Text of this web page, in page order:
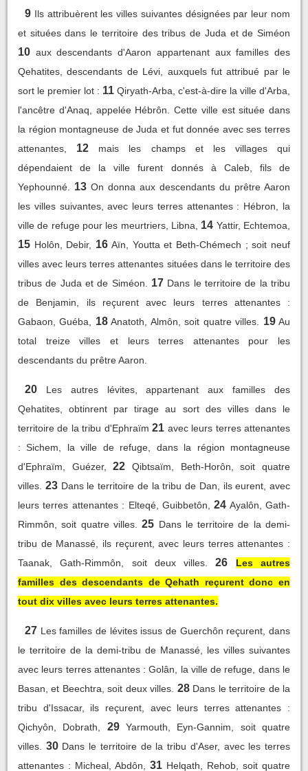
9 Ils attribuèrent les villes suivantes désignées par leur nom
et situées dans le territoire des tribus de Juda et de Siméon
10 aux descendants d'Aaron appartenant aux familles des
Qehatites, descendants de Lévi, auxquels fut attribué par le
sort le premier lot : 11 Qiryath-Arba, c'est-à-dire la ville d'Arba,
l'ancêtre d'Anaq, appelée Hébrôn. Cette ville est située dans
la région montagneuse de Juda et fut donnée avec ses terres
attenantes,
12
mais les champs et les villages qui
dépendaient de la ville furent donnés à Caleb, fils de
Yephounné.
13 On donna aux descendants du prêtre Aaron
les villes suivantes, avec leurs terres attenantes : Hébron, la
ville de refuge pour les meurtriers, Libna,
14 Yattir, Echtemoa,
15 Holôn, Debir, 16 Aïn, Youtta et Beth-Chémech ; soit neuf
villes avec leurs terres attenantes situées dans le territoire des
tribus de Juda et de Siméon.
17 Dans le territoire de la tribu
de Benjamin, ils reçurent avec leurs terres attenantes :
Gabaon, Guéba,
18 Anatoth, Almôn, soit quatre villes. 19 Au
total treize villes et leurs terres attenantes pour les
descendants du prêtre Aaron.
20
Les autres lévites, appartenant aux familles des
Qehatites, obtinrent par tirage au sort des villes dans le
territoire de la tribu d'Ephraïm 21 avec leurs terres attenantes
: Sichem, la ville de refuge, dans la région montagneuse
d'Ephraïm, Guézer,
22
Qibtsaïm, Beth-Horôn, soit quatre
villes. 23 Dans le territoire de la tribu de Dan, ils eurent, avec
leurs terres attenantes : Elteqé, Guibbetôn,
24 Ayalôn, Gath-
Rimmôn, soit quatre villes.
25 Dans le territoire de la demi-
tribu de Manassé, ils reçurent, avec leurs terres attenantes :
Taanak, Gath-Rimmôn, soit deux villes.
26
Les autres
familles des descendants de Qehath reçurent donc en
tout dix villes avec leurs terres attenantes.
27 Les familles de lévites issus de Guerchôn reçurent, dans
le territoire de la demi-tribu de Manassé, les villes suivantes
avec leurs terres attenantes : Golân, la ville de refuge, dans le
Basan, et Beechtra, soit deux villes. 28 Dans le territoire de la
tribu d'Issacar, ils reçurent, avec leurs terres attenantes :
Qichyôn, Dobrath,
29 Yarmouth, Eyn-Gannim, soit quatre
villes.
30 Dans le territoire de la tribu d'Aser, avec les terres
attenantes : Micheal, Abdôn,
31 Helqath, Rehob, soit quatre